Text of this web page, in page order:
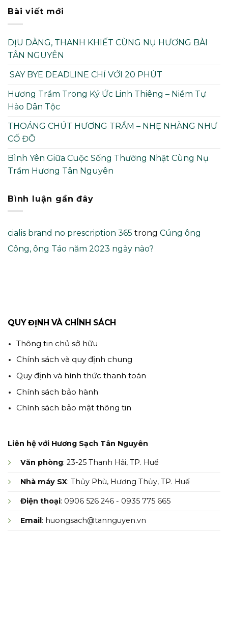
Bài viết mới
DỊU DÀNG, THANH KHIẾT CÙNG NỤ HƯƠNG BÀI
TÂN NGUYÊN
SAY BYE DEADLINE CHỈ VỚI 20 PHÚT
Hương Trầm Trong Ký Ức Linh Thiêng – Niềm Tự
Hào Dân Tộc
THOÁNG CHÚT HƯƠNG TRẦM – NHẸ NHÀNG NHƯ
CỐ ĐÔ
Bình Yên Giữa Cuộc Sống Thường Nhật Cùng Nụ
Trầm Hương Tân Nguyên
Bình luận gần đây
cialis brand no prescription 365 trong Cúng ông
Công, ông Táo năm 2023 ngày nào?
QUY ĐỊNH VÀ CHÍNH SÁCH
Thông tin chủ sở hữu
Chính sách và quy định chung
Quy định và hình thức thanh toán
Chính sách bảo hành
Chính sách bảo mật thông tin
Liên hệ với Hương Sạch Tân Nguyên
Văn phòng: 23-25 Thanh Hải, TP. Huế
Nhà máy SX: Thủy Phù, Hương Thủy, TP. Huế
Điện thoại: 0906 526 246 - 0935 775 665
Email: huongsach@tannguyen.vn